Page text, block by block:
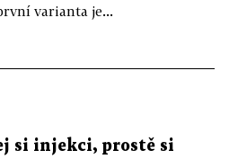
varianta je...
si injekci, prostě si